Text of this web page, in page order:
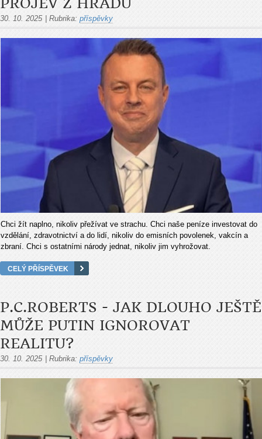
PROJEV Z HRADU
30. 10. 2025 Rubrika: příspěvky
Chci žít naplno, nikoliv přežívat ve strachu. Chci naše peníze investovat do
vzdělání, zdravotnictví a do lidí, nikoliv do emisních povolenek, vakcín a
zbraní. Chci s ostatními národy jednat, nikoliv jim vyhrožovat.
CELÝ PŘÍSPĚVEK
P.C.ROBERTS - JAK DLOUHO JEŠTĚ
MŮŽE PUTIN IGNOROVAT
REALITU?
30. 10. 2025 | Rubrika: příspěvky